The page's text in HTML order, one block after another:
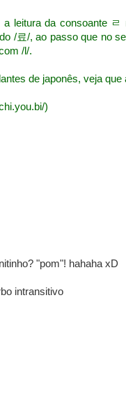
a leitura da consoante
/료/, ao passo que no
/l/.
de japonês, veja
)
"pom"! hahaha xD
intransitivo